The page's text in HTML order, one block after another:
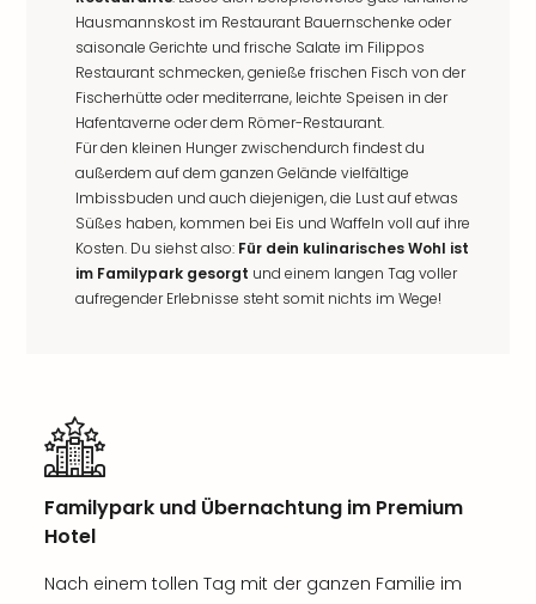
Hausmannskost im Restaurant Bauernschenke oder
saisonale Gerichte und frische Salate im Filippos
Restaurant schmecken, genieße frischen Fisch von der
Fischerhütte oder mediterrane, leichte Speisen in der
Hafentaverne oder dem Römer-Restaurant.
Für den kleinen Hunger zwischendurch findest du
außerdem auf dem ganzen Gelände vielfältige
Imbissbuden und auch diejenigen, die Lust auf etwas
Süßes haben, kommen bei Eis und Waffeln voll auf ihre
Kosten. Du siehst also: Für dein kulinarisches Wohl ist
im Familypark gesorgt und einem langen Tag voller
aufregender Erlebnisse steht somit nichts im Wege!
Familypark und Übernachtung im Premium
Hotel
Nach einem tollen Tag mit der ganzen Familie im